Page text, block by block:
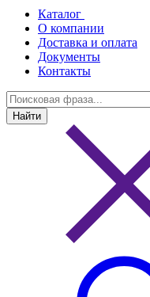
Каталог
О компании
Доставка и оплата
Документы
Контакты
Найти